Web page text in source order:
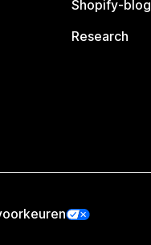
Shopify-blog
Research